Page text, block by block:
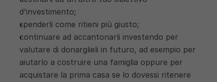
d'investimento;
spenderli come ritieni più giusto;
continuare ad accantonarli investendo per
valutare di donarglieli in futuro, ad esempio per
aiutarlo a costruire una famiglia oppure per
acquistare la prima casa se lo dovessi ritenere